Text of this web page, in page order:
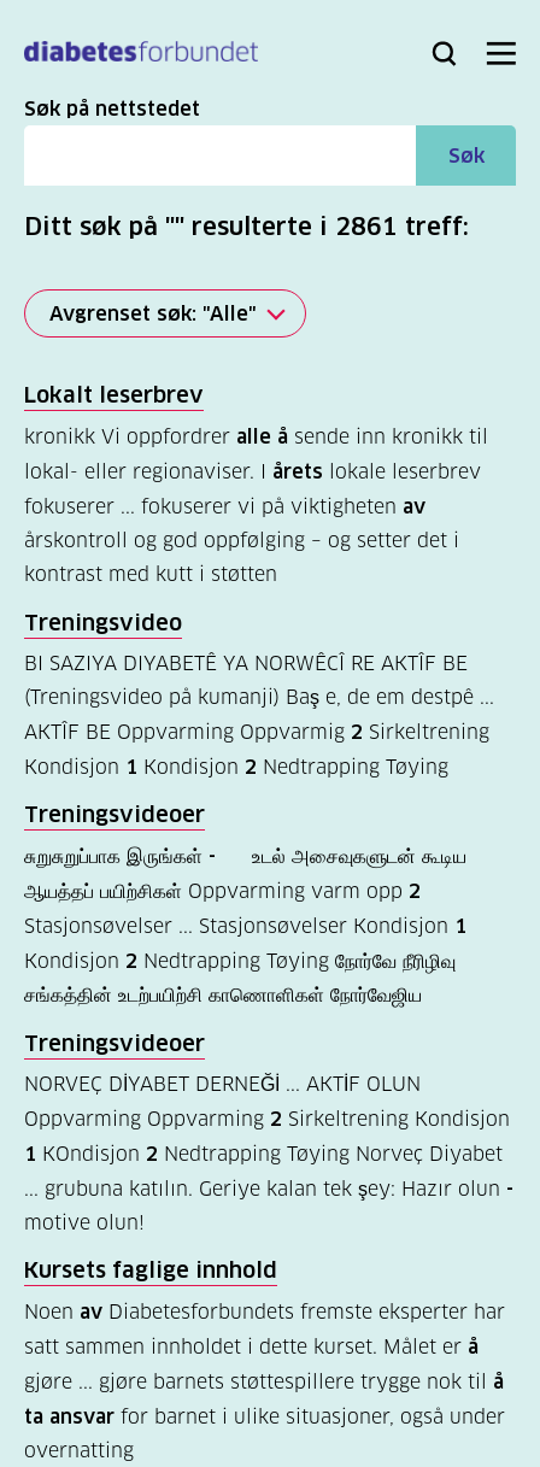
hovedinnhold
Bli
Logg
Søk Meny
Søk
Søk på nettstedet
Søk
Ditt søk på "" resulterte i 2861 treff:
Avgrenset søk: "Alle"
(2821)
Mer
(863)
Kosthold
og
oppskrifter
(725)
Tilbud
(595)
oss
(316)
For
helsepersonell
(169)
Felles
innhold
(68)
type
Diabetes
type
Lokalt leserbrev
kronikk Vi oppfordrer alle å sende inn kronikk til
lokal- eller regionaviser. I årets lokale leserbrev
fokuserer ... fokuserer vi på viktigheten av
årskontroll og god oppfølging – og setter det i
kontrast med kutt i støtten
Treningsvideo
BI SAZIYA DIYABETÊ YA NORWÊCÎ RE AKTÎF BE
(Treningsvideo på kumanji) Baş e, de em destpê ...
AKTÎF BE Oppvarming Oppvarmig 2 Sirkeltrening
Kondisjon 1 Kondisjon 2 Nedtrapping Tøying
Treningsvideoer
சுறுசுறுப்பாக இருங்கள் - உடல் அசைவுகளுடன் கூடிய
ஆயத்தப் பயிற்சிகள் Oppvarming varm opp 2
Stasjonsøvelser ... Stasjonsøvelser Kondisjon 1
Kondisjon 2 Nedtrapping Tøying நோர்வே நீரிழிவு
சங்கத்தின் உடற்பயிற்சி காணொளிகள் நோர்வேஜிய
Treningsvideoer
NORVEÇ DİYABET DERNEĞİ ... AKTİF OLUN
Oppvarming Oppvarming 2 Sirkeltrening Kondisjon
1 KOndisjon 2 Nedtrapping Tøying Norveç Diyabet
... grubuna katılın. Geriye kalan tek şey: Hazır olun -
motive olun!
Kursets faglige innhold
Noen av Diabetesforbundets fremste eksperter har
satt sammen innholdet i dette kurset. Målet er å
gjøre ... gjøre barnets støttespillere trygge nok til å
ta ansvar for barnet i ulike situasjoner, også under
overnatting